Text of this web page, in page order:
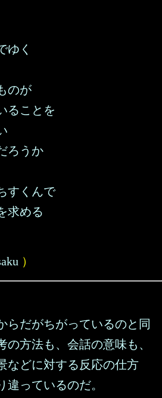
く
のが
ることを
ろうか
すくんで
求める
）
らだがちがっているのと同
の方法も、会話の意味も、
などに対する反応の仕方
違っているのだ。